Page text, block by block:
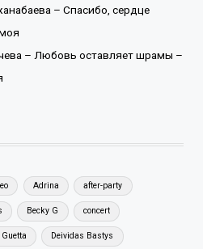
– Спасибо, сердце
– Любовь оставляет шрамы –
Adrina after-party
Becky G concert
Deividas Bastys